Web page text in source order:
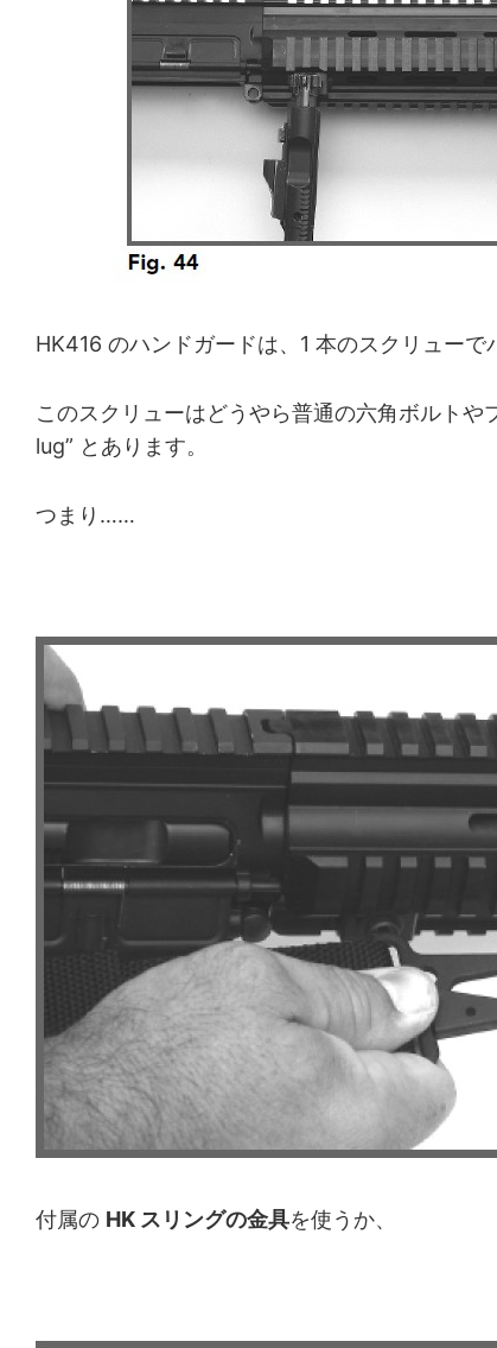
HK416 のハンドガードは、1 本のスクリュー
このスクリューはどうやら普通の六角ボルト
lug” とあります。
つまり……
付属の HK スリングの金具を使うか、